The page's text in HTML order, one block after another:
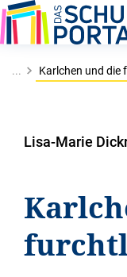
... Karlchen und die
Lisa-Marie